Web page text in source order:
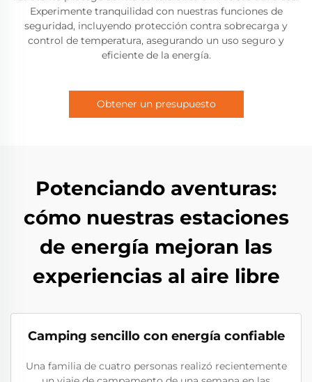
Experimente tranquilidad con nuestras funciones de
seguridad, incluyendo protección contra sobrecarga y
control de temperatura, asegurando un uso seguro y
eficiente de la energía.
Obtener un presupuesto
Potenciando aventuras:
cómo nuestras estaciones
de energía mejoran las
experiencias al aire libre
Camping sencillo con energía confiable
Una familia de cuatro personas realizó recientemente